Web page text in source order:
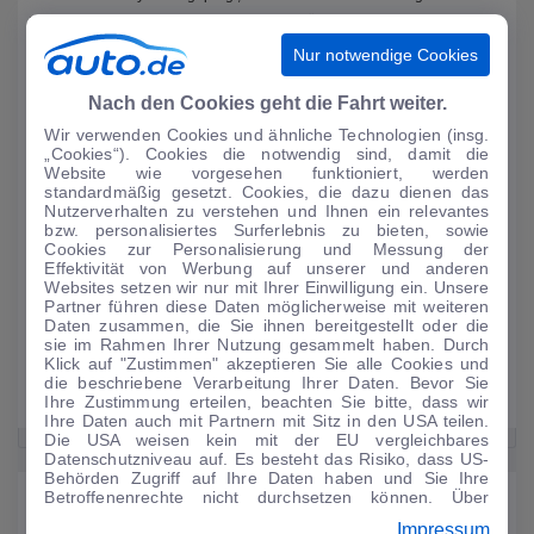
wirken. Der Infiniti schickt akustisch fast zurückhaltend die 475
Newtonmeter Drehmoment auf die Strasse. Weniger als 7,3 Sekunden
vergehen laut Hersteller bis die 100 km/h erreicht sind, wobei die
Automatik auch bei verhaltener Gaspedalbewegung spürbare
Höchstgeschwindigkeit liegt bei 250 km/h. Als Verbrauch verspricht Infiniti
einen Wert von 11,4 Litern. 270 Gramm Kohlendioxid pustet der Infiniti
pro gefahrenem Kilometer in die Luft.
11,4 Liter genehmigt sich der Topbenziner
250 Km/h maximale Höchstgeschwindigkeit
Als Benziner verfügbar
Einstiegsbenziner mit 211 PS
Sechs-Zylinder-Motor
3,7 Liter Hubraum am oberen Spektrum
Sicherheit
Nur notwendige Cookies
Nach den Cookies geht die Fahrt weiter.
Wir verwenden Cookies und ähnliche Technologien (insg.
„Cookies“). Cookies die notwendig sind, damit die
Website wie vorgesehen funktioniert, werden
standardmäßig gesetzt. Cookies, die dazu dienen das
Nutzerverhalten zu verstehen und Ihnen ein relevantes
bzw. personalisiertes Surferlebnis zu bieten, sowie
Cookies zur Personalisierung und Messung der
Effektivität von Werbung auf unserer und anderen
Websites setzen wir nur mit Ihrer Einwilligung ein. Unsere
Partner führen diese Daten möglicherweise mit weiteren
Daten zusammen, die Sie ihnen bereitgestellt oder die
sie im Rahmen Ihrer Nutzung gesammelt haben. Durch
Klick auf "Zustimmen" akzeptieren Sie alle Cookies und
die beschriebene Verarbeitung Ihrer Daten. Bevor Sie
Ihre Zustimmung erteilen, beachten Sie bitte, dass wir
Ihre Daten auch mit Partnern mit Sitz in den USA teilen.
Die USA weisen kein mit der EU vergleichbares
Datenschutzniveau auf. Es besteht das Risiko, dass US-
Behörden Zugriff auf Ihre Daten haben und Sie Ihre
Betroffenenrechte nicht durchsetzen können. Über
Impressum